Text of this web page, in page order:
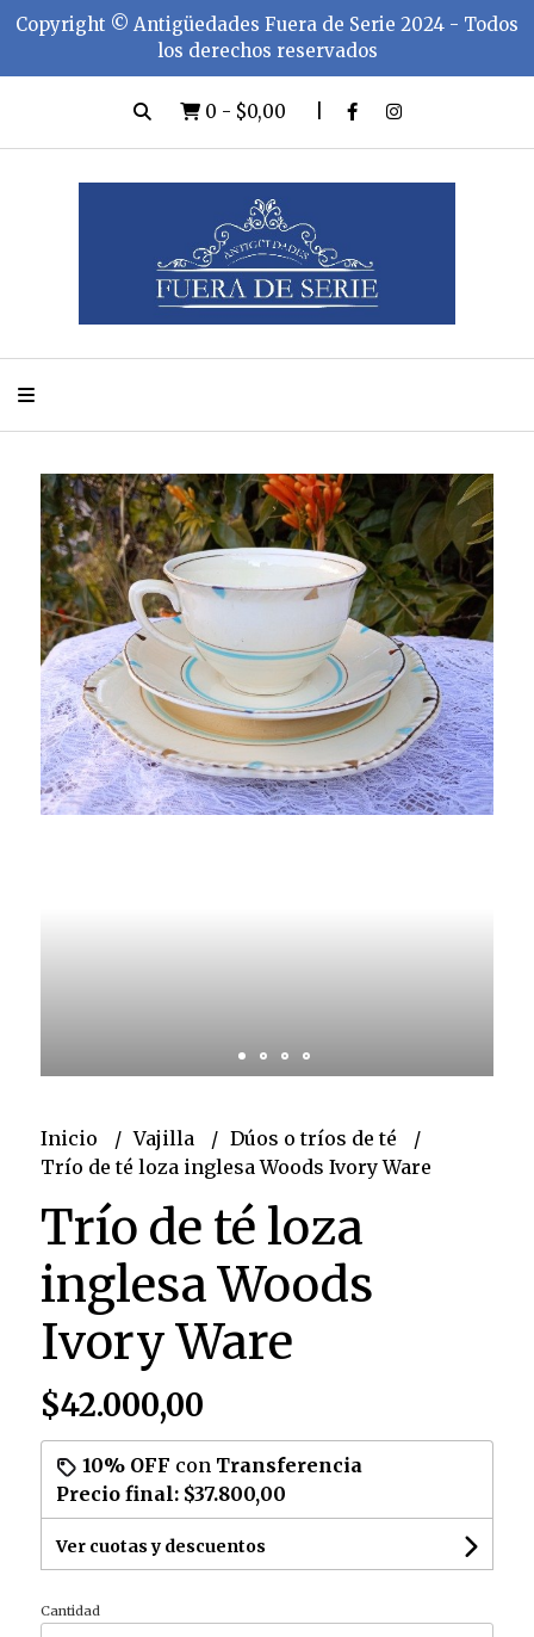
Copyright ©️ Antigüedades Fuera de Serie 2024 - Todos
los derechos reservados
0 - $0,00
Inicio Vajilla
Dúos o tríos de té
Trío de té loza inglesa Woods Ivory Ware
Trío de té loza
inglesa Woods
Ivory Ware
$42.000,00
10% OFF con Transferencia
Precio final: $37.800,00
Ver cuotas y descuentos
Cantidad